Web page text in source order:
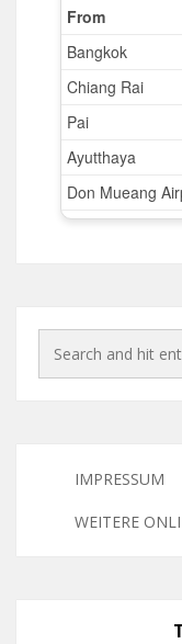
IMPRESSUM
WEITERE